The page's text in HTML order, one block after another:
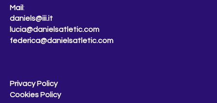
Mail:
daniels@iii.it
lucia@danielsatletic.com
federica@danielsatletic.com
Privacy Policy
Cookies Policy